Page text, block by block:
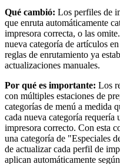
Servicios Bancarios
Cuenta de
Cuenta de ahorros
Préstamos
Tarjeta de crédito
Bitcoin
Descubrir
API para
Qué cambió: Los perfiles de
que enruta automáticamente
impresora correcta, o las
nueva categoría de artículos
reglas de enrutamiento ya
actualizaciones manuales.
Por qué es importante: Los
con múltiples estaciones de
categorías de menú a medida
cada nueva categoría
impresora correcto. Con esta
una categoría de "Especiales
de actualizar cada perfil de
aplican automáticamente